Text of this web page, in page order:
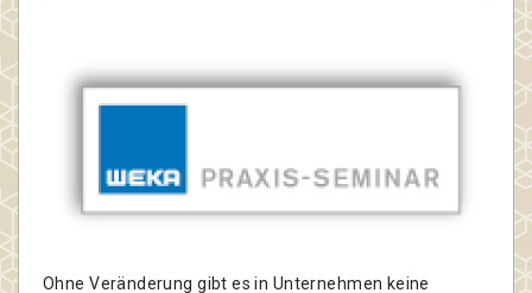
Ohne Veränderung gibt es in Unternehmen keine